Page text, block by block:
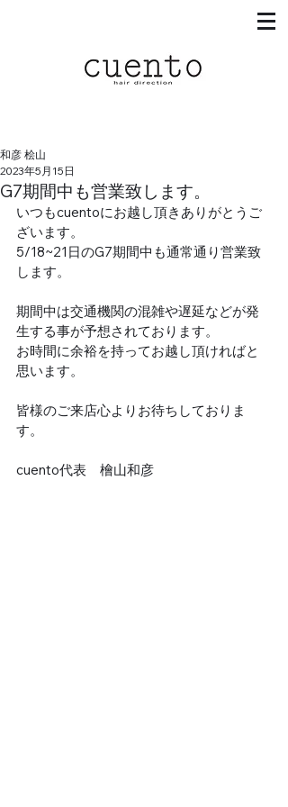
G7期間中も営業致します。
和彦 桧山
2023年5月15日
いつもcuentoにお越し頂きありがとうご
ざいます。
5/18~21日のG7期間中も通常通り営業致
します。
期間中は交通機関の混雑や遅延などが発
生する事が予想されております。
お時間に余裕を持ってお越し頂ければと
思います。
皆様のご来店心よりお待ちしておりま
す。
cuento代表　檜山和彦